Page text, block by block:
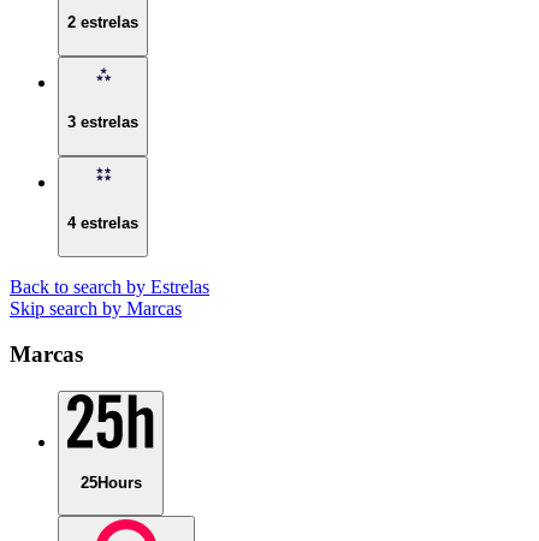
2 estrelas
3 estrelas
4 estrelas
Back to search by Estrelas
Skip search by Marcas
Marcas
25Hours